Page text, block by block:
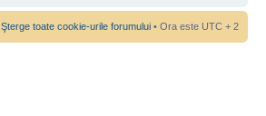
Şterge toate cookie-urile forumului • Ora este UTC + 2